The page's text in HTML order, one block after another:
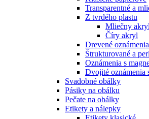
Transparentné a
Z tvrdého plastu
Mliečny akryl
Číry akryl
Drevené oznámenia
Štrukturované a
Oznámenia s
Dvojité oznámenia
Svadobné obálky
Pásiky na obálku
Pečate na obálky
Etikety a nálepky